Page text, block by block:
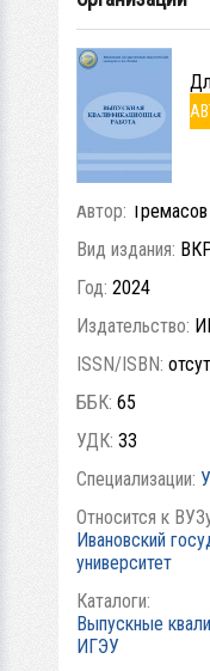
Автор:
Вид издания:
Год: 2024
Издательство:
ISSN/ISBN:
ББК: 65
УДК: 33
Специализации:
Относится к
Ивановский
университет
Каталоги:
Выпускные
ИГЭУ